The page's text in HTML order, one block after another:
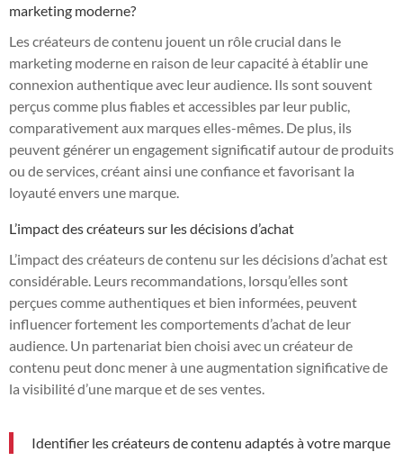
marketing moderne?
Les créateurs de contenu jouent un rôle crucial dans le
marketing moderne en raison de leur capacité à établir une
connexion authentique avec leur audience. Ils sont souvent
perçus comme plus fiables et accessibles par leur public,
comparativement aux marques elles-mêmes. De plus, ils
peuvent générer un engagement significatif autour de produits
ou de services, créant ainsi une confiance et favorisant la
loyauté envers une marque.
L’impact des créateurs sur les décisions d’achat
L’impact des créateurs de contenu sur les décisions d’achat est
considérable. Leurs recommandations, lorsqu’elles sont
perçues comme authentiques et bien informées, peuvent
influencer fortement les comportements d’achat de leur
audience. Un partenariat bien choisi avec un créateur de
contenu peut donc mener à une augmentation significative de
la visibilité d’une marque et de ses ventes.
Identifier les créateurs de contenu adaptés à votre marque